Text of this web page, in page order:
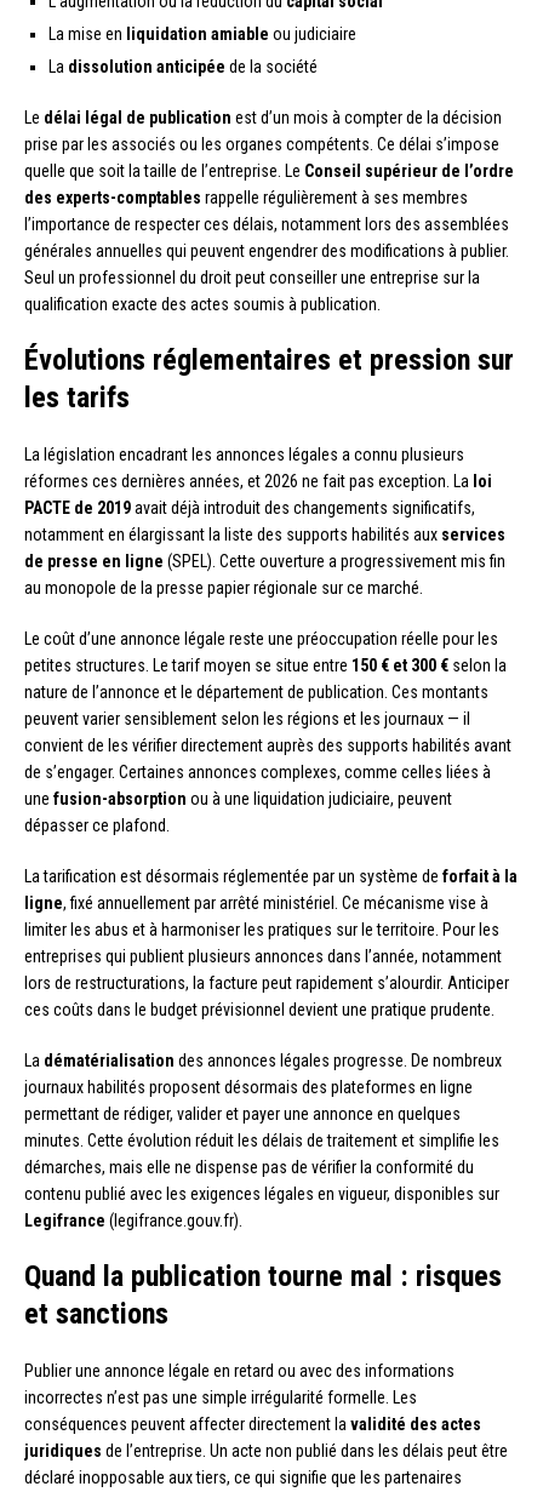
La mise en liquidation amiable ou judiciaire
La dissolution anticipée de la société
Le délai légal de publication est d’un mois à compter de la décision
prise par les associés ou les organes compétents. Ce délai s’impose
quelle que soit la taille de l’entreprise. Le Conseil supérieur de l’ordre
des experts-comptables rappelle régulièrement à ses membres
l’importance de respecter ces délais, notamment lors des assemblées
générales annuelles qui peuvent engendrer des modifications à publier.
Seul un professionnel du droit peut conseiller une entreprise sur la
qualification exacte des actes soumis à publication.
Évolutions réglementaires et pression sur
les tarifs
La législation encadrant les annonces légales a connu plusieurs
réformes ces dernières années, et 2026 ne fait pas exception. La loi
PACTE de 2019avait déjà introduit des changements significatifs,
notamment en élargissant la liste des supports habilités aux services
de presse en ligne (SPEL). Cette ouverture a progressivement mis fin
au monopole de la presse papier régionale sur ce marché.
Le coût d’une annonce légale reste une préoccupation réelle pour les
petites structures. Le tarif moyen se situe entre 150 € et 300 € selon la
nature de l’annonce et le département de publication. Ces montants
peuvent varier sensiblement selon les régions et les journaux — il
convient de les vérifier directement auprès des supports habilités avant
de s’engager. Certaines annonces complexes, comme celles liées à
une fusion-absorption ou à une liquidation judiciaire, peuvent
dépasser ce plafond.
La tarification est désormais réglementée par un système de forfait à la
ligne, fixé annuellement par arrêté ministériel. Ce mécanisme vise à
limiter les abus et à harmoniser les pratiques sur le territoire. Pour les
entreprises qui publient plusieurs annonces dans l’année, notamment
lors de restructurations, la facture peut rapidement s’alourdir. Anticiper
ces coûts dans le budget prévisionnel devient une pratique prudente.
La dématérialisation des annonces légales progresse. De nombreux
journaux habilités proposent désormais des plateformes en ligne
permettant de rédiger, valider et payer une annonce en quelques
minutes. Cette évolution réduit les délais de traitement et simplifie les
démarches, mais elle ne dispense pas de vérifier la conformité du
contenu publié avec les exigences légales en vigueur, disponibles sur
Legifrance (legifrance.gouv.fr).
Quand la publication tourne mal : risques
et sanctions
Publier une annonce légale en retard ou avec des informations
incorrectes n’est pas une simple irrégularité formelle. Les
conséquences peuvent affecter directement la validité des actes
juridiques de l’entreprise. Un acte non publié dans les délais peut être
déclaré inopposable aux tiers, ce qui signifie que les partenaires